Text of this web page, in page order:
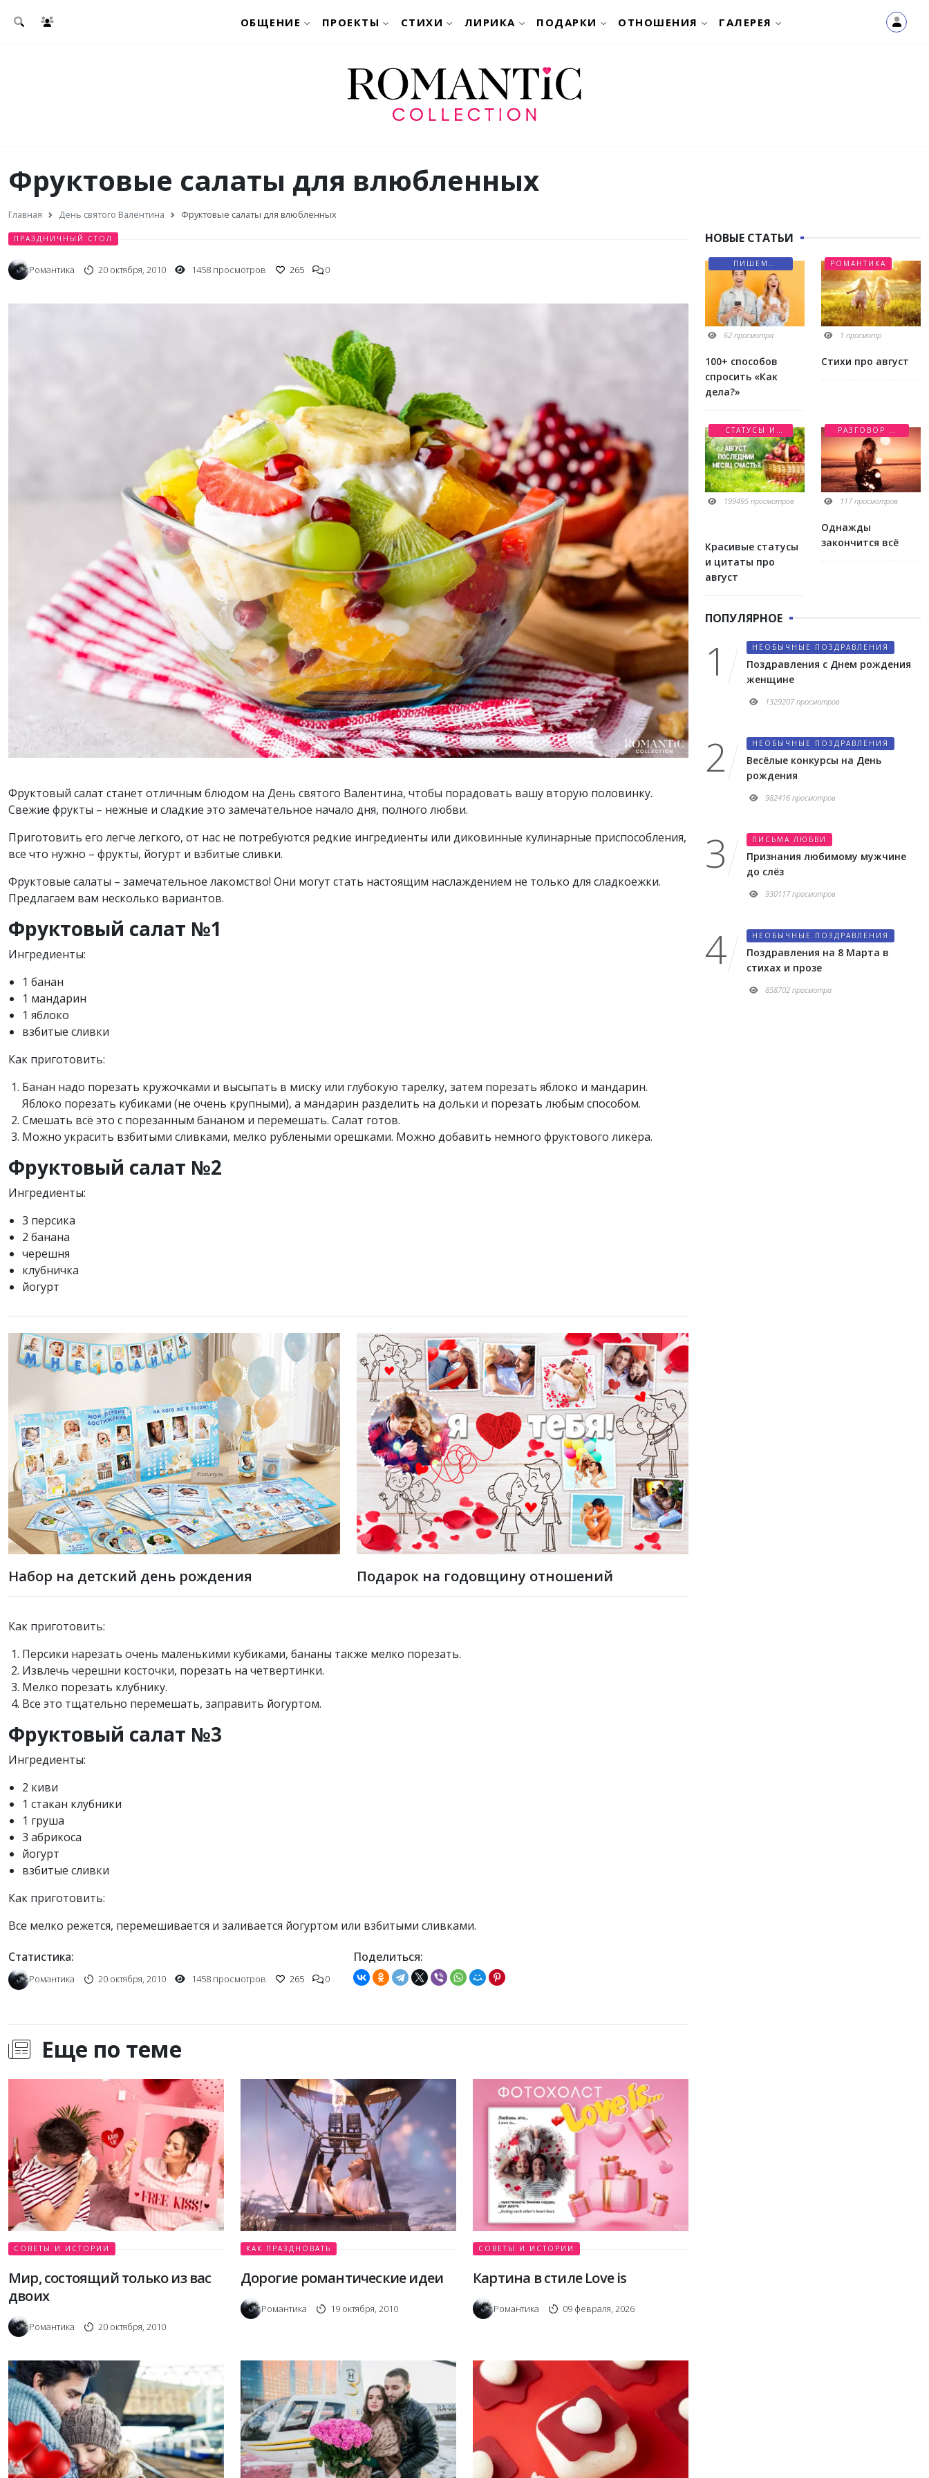
ОБЩЕНИЕ ПРОЕКТЫ СТИХИ ЛИРИКА ПОДАРКИ ОТНОШЕНИЯ ГАЛЕРЕЯ
Фруктовые салаты для влюбленных
Главная День святого Валентина Фруктовые салаты для влюбленных
ПРАЗДНИЧНЫЙ СТОЛ
Романтика 20 октября, 2010 1458 просмотров 265 0
Фруктовый салат станет отличным блюдом на День святого Валентина, чтобы порадовать вашу вторую половинку.
Свежие фрукты – нежные и сладкие это замечательное начало дня, полного любви.
Приготовить его легче легкого, от нас не потребуются редкие ингредиенты или диковинные кулинарные приспособления,
все что нужно – фрукты, йогурт и взбитые сливки.
Фруктовые салаты – замечательное лакомство! Они могут стать настоящим наслаждением не только для сладкоежки.
Предлагаем вам несколько вариантов.
Фруктовый салат №1
Ингредиенты:
1 банан
1 мандарин
1 яблоко
взбитые сливки
Как приготовить:
Банан надо порезать кружочками и высыпать в миску или глубокую тарелку, затем порезать яблоко и мандарин.
Яблоко порезать кубиками (не очень крупными), а мандарин разделить на дольки и порезать любым способом.
Смешать всё это с порезанным бананом и перемешать. Салат готов.
Можно украсить взбитыми сливками, мелко рублеными орешками. Можно добавить немного фруктового ликёра.
Фруктовый салат №2
Ингредиенты:
3 персика
2 банана
черешня
клубничка
йогурт
Набор на детский день рождения Подарок на годовщину отношений
Как приготовить:
Персики нарезать очень маленькими кубиками, бананы также мелко порезать.
Извлечь черешни косточки, порезать на четвертинки.
Мелко порезать клубнику.
Все это тщательно перемешать, заправить йогуртом.
Фруктовый салат №3
Ингредиенты:
2 киви
1 стакан клубники
1 груша
3 абрикоса
йогурт
взбитые сливки
Как приготовить:
Все мелко режется, перемешивается и заливается йогуртом или взбитыми сливками.
Статистика:
Романтика 20 октября, 2010 1458 просмотров 265 0
Поделиться:
Еще по теме
СОВЕТЫ И ИСТОРИИ
Мир, состоящий только из вас
двоих
Романтика 20 октября, 2010
КАК ПРАЗДНОВАТЬ
Дорогие романтические идеи
Романтика 19 октября, 2010
СОВЕТЫ И ИСТОРИИ
Картина в стиле Love is
Романтика 09 февраля, 2026
НОВЫЕ СТАТЬИ
ПИШЕМ
ПИСЬМА
62 просмотра
100+ способов
спросить «Как
дела?»
РОМАНТИКА
1 просмотр
Стихи про август
СТАТУСЫ И
ЦИТАТЫ
199495 просмотров
Красивые статусы
и цитаты про
август
РАЗГОВОР О
ЛЮБВИ
117 просмотров
Однажды
закончится всё
ПОПУЛЯРНОЕ
НЕОБЫЧНЫЕ ПОЗДРАВЛЕНИЯ
Поздравления с Днем рождения
женщине
1329207 просмотров
НЕОБЫЧНЫЕ ПОЗДРАВЛЕНИЯ
Весёлые конкурсы на День
рождения
982416 просмотров
ПИСЬМА ЛЮБВИ
Признания любимому мужчине
до слёз
930117 просмотров
НЕОБЫЧНЫЕ ПОЗДРАВЛЕНИЯ
Поздравления на 8 Марта в
стихах и прозе
858702 просмотра